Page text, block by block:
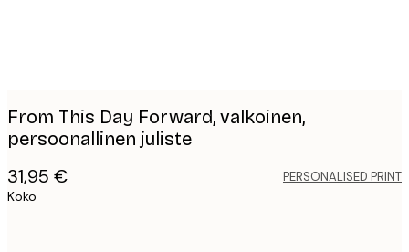
From This Day Forward, valkoinen,
persoonallinen juliste
31,95 € PERSONALISED PRINT
Koko